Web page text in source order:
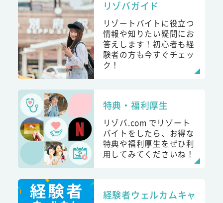
リゾバガイド
リゾートバイトに役立つ
情報や知りたい疑問にお
答えします！初心者も経
験者の方も今すぐチェッ
ク！
特典・福利厚生
リゾバ.com でリゾート
バイトをしたら、お得な
特典や福利厚生をぜひ利
用してみてくださいね！
経験者ウェルカムキャ